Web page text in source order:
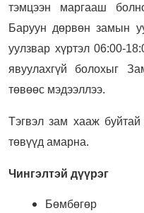
тэмцээн маргааш
Баруун дөрвөн замын
уулзвар хүртэл 06:00-
явуулахгүй болохыг
төвөөс мэдээллээ.
Тэгвэл зам хааж буйтай
төвүүд амарна.
Чингэлтэй дүүрэг
Бөмбөгөр